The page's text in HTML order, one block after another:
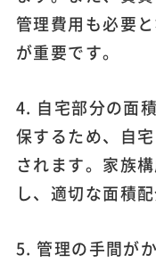
管理費用も必要
が重要です。
4. 自宅部分の面
保するため、自
されます。家族
し、適切な面積
5. 管理の手間が